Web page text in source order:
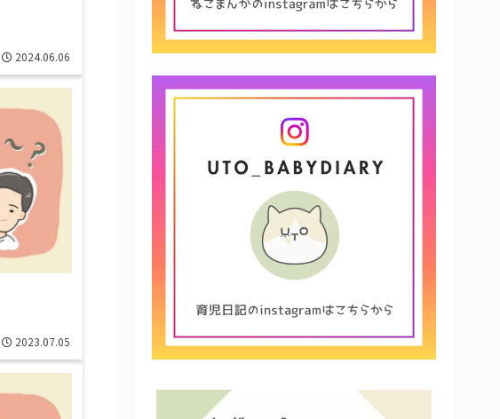
2024.06.06
2023.07.05